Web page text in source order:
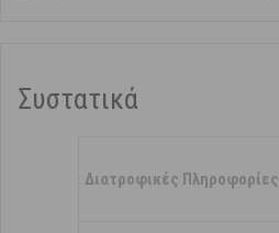
Συστατικά
Διατροφικές Πληροφορίες